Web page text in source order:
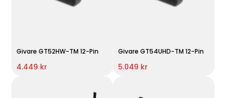
Givare GT52HW-TM 12-Pin
4.449 kr
Givare GT54UHD-TM 12-Pin
5.049 kr